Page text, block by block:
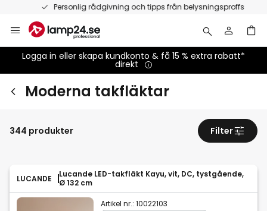
Personlig rådgivning och tipps från belysningsproffs
innehållet
Logga in eller skapa kundkonto & få 15 % extra rabatt*
direkt
Moderna takfläktar
LUCANDE
Lucande LED-takfläkt Kayu, vit, DC, tystgående,
Ø 132 cm
Artikel nr.: 10022103
344 produkter Filter